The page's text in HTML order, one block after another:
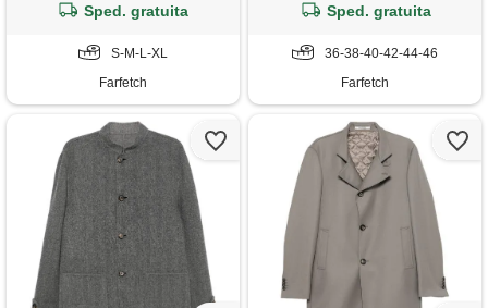
Sped. gratuita
S-M-L-XL
Farfetch
Sped. gratuita
36-38-40-42-44-46
Farfetch